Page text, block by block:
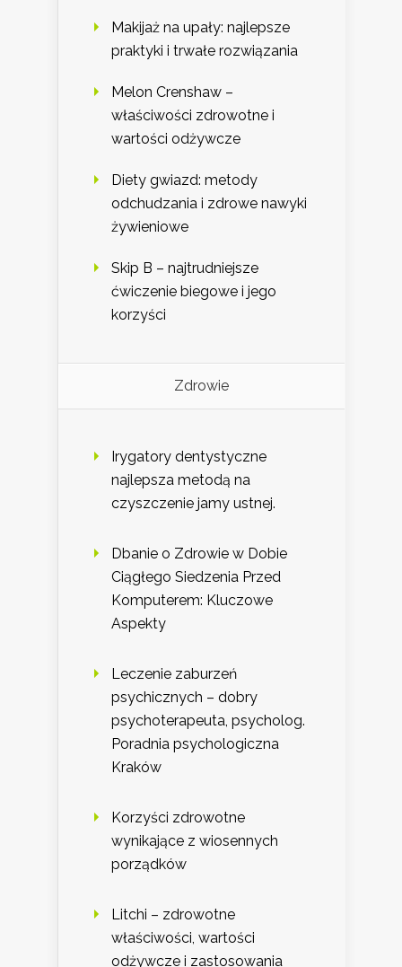
Makijaż na upały: najlepsze
praktyki i trwałe rozwiązania
Melon Crenshaw –
właściwości zdrowotne i
wartości odżywcze
Diety gwiazd: metody
odchudzania i zdrowe nawyki
żywieniowe
Skip B – najtrudniejsze
ćwiczenie biegowe i jego
korzyści
Zdrowie
Irygatory dentystyczne
najlepsza metodą na
czyszczenie jamy ustnej.
Dbanie o Zdrowie w Dobie
Ciągłego Siedzenia Przed
Komputerem: Kluczowe
Aspekty
Leczenie zaburzeń
psychicznych – dobry
psychoterapeuta, psycholog.
Poradnia psychologiczna
Kraków
Korzyści zdrowotne
wynikające z wiosennych
porządków
Litchi – zdrowotne
właściwości, wartości
odżywcze i zastosowania